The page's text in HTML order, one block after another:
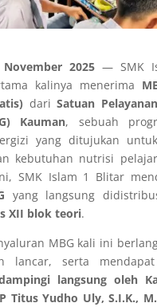
2025— SMK
kalinya menerima
dariSatuan
Kauman, sebuah
yang ditujukan
kebutuhan nutrisi
SMK Islam 1 Blitar
yang langsung
XII blok teori.
MBG kali ini
lancar, serta mendapat
langsung oleh
Titus Yudho Uly, S.I.K.,